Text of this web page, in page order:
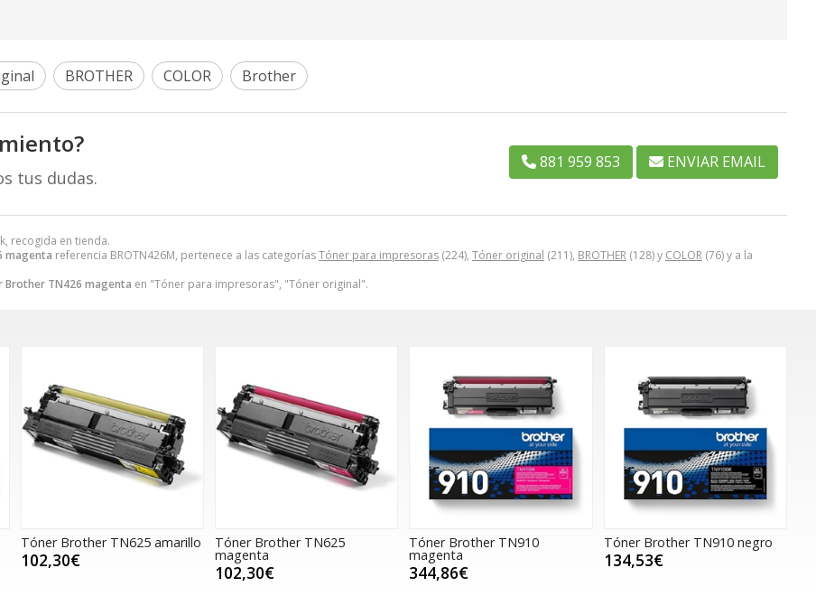
recogida en tienda.
magenta referencia BROTN426M, pertenece a las categoríasTóner para impresoras (224), Tóner original (211), BROTHER (128) y COLOR (76) y a la
Brother TN426 magenta en "Tóner para impresoras", "Tóner original".
BROTHER COLOR Brother
tus dudas.
881 959 853 ENVIAR EMAIL
Tóner Brother TN625 amarillo
102,30€
Tóner Brother TN625
magenta
102,30€
Tóner Brother TN910
magenta
344,86€
Tóner Brother TN910 negro
134,53€